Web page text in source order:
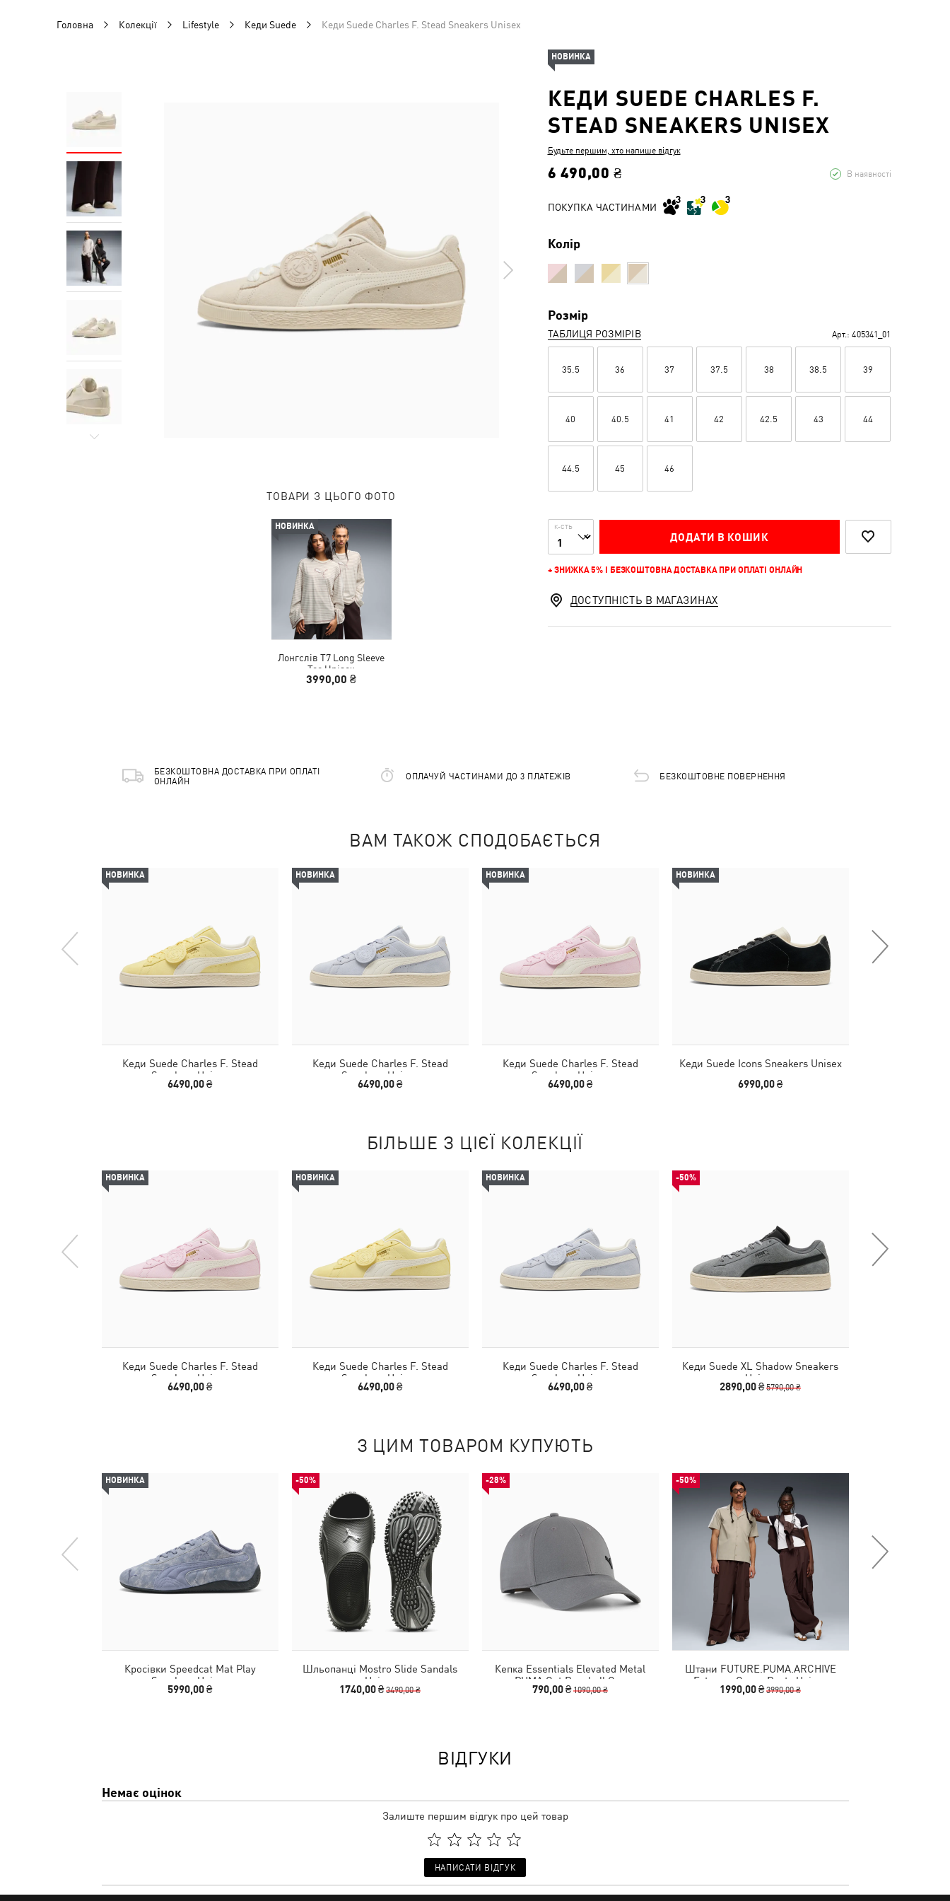
Головна Колекції Lifestyle Кеди Suede Кеди Suede Charles F. Stead Sneakers Unisex
ТОВАРИ З ЦЬОГО ФОТО
НОВИНКА
Лонгслів T7 Long Sleeve
Tee Unisex
3990,00 ₴
КЕДИ SUEDE CHARLES F.
STEAD SNEAKERS UNISEX
Будьте першим, хто напише відгук
6 490,00 ₴ В наявності
ПОКУПКА ЧАСТИНАМИ
Колір
Розмір
ТАБЛИЦЯ РОЗМІРІВ Арт.: 405341_01
35.5 36 37 37.5 38 38.5 39
40 40.5 41 42 42.5 43 44
44.5 45 46
К-СТЬ
ДОДАТИ В КОШИК
+ ЗНИЖКА 5% І БЕЗКОШТОВНА ДОСТАВКА ПРИ ОПЛАТІ ОНЛАЙН
НОВИНКА
ДОСТУПНІСТЬ В МАГАЗИНАХ
БЕЗКОШТОВНА ДОСТАВКА ПРИ ОПЛАТІ
ОНЛАЙН
ОПЛАЧУЙ ЧАСТИНАМИ ДО 3 ПЛАТЕЖІВ БЕЗКОШТОВНЕ ПОВЕРНЕННЯ
ВАМ ТАКОЖ СПОДОБАЄТЬСЯ
НОВИНКА
Кеди Suede Charles F. Stead
Sneakers Unisex
6490,00 ₴
НОВИНКА
Кеди Suede Charles F. Stead
Sneakers Unisex
6490,00 ₴
НОВИНКА
Кеди Suede Charles F. Stead
Sneakers Unisex
6490,00 ₴
НОВИНКА
Кеди Suede Icons Sneakers Unisex
6990,00 ₴
БІЛЬШЕ З ЦІЄЇ КОЛЕКЦІЇ
НОВИНКА
Кеди Suede Charles F. Stead
Sneakers Unisex
6490,00 ₴
НОВИНКА
Кеди Suede Charles F. Stead
Sneakers Unisex
6490,00 ₴
НОВИНКА
Кеди Suede Charles F. Stead
Sneakers Unisex
6490,00 ₴
-50%
Кеди Suede XL Shadow Sneakers
Unisex
2890,00 ₴5790,00 ₴
З ЦИМ ТОВАРОМ КУПУЮТЬ
НОВИНКА
Кросівки Speedcat Mat Play
Sneakers Unisex
5990,00 ₴
-50%
Шльопанці Mostro Slide Sandals
Unisex
1740,00 ₴3490,00 ₴
-28%
Кепка Essentials Elevated Metal
PUMA Cat Baseball Cap
790,00 ₴1090,00 ₴
-50%
Штани FUTURE.PUMA.ARCHIVE
Extreme Cargo Pants Unisex
1990,00 ₴3990,00 ₴
ВІДГУКИ
Немає оцінок
Залиште першим відгук про цей товар
НАПИСАТИ ВІДГУК